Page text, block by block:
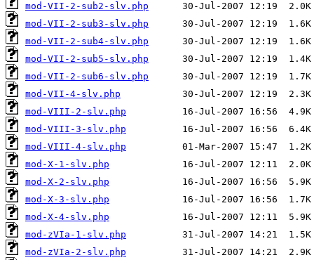
mod-VII-2-sub2-slv.php
mod-VII-2-sub3-slv.php
mod-VII-2-sub4-slv.php
mod-VII-2-sub5-slv.php
mod-VII-2-sub6-slv.php
mod-VII-4-slv.php
mod-VIII-2-slv.php
mod-VIII-3-slv.php
mod-VIII-4-slv.php
mod-X-1-slv.php
mod-X-2-slv.php
mod-X-3-slv.php
mod-X-4-slv.php
mod-zVIa-1-slv.php
mod-zVIa-2-slv.php